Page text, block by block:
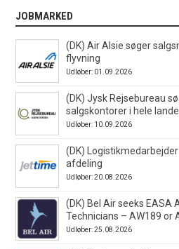
JOBMARKED
(DK) Air Alsie søger
flyvning
Udløber: 01.09.2026
(DK) Jysk Rejsebureau
salgskontorer i hele
Udløber: 10.09.2026
(DK)
afdeling
Udløber: 20.08.2026
(DK) Bel Air seeks EASA
Technicians – AW189 or
Udløber: 25.08.2026